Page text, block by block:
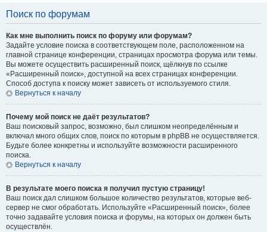
Поиск по форумам
Как мне выполнить поиск по форуму или форумам?
Задайте условие поиска в соответствующем поле, расположенном на
главной странице конференции, страницах просмотра форума или темы.
Вы можете осуществить расширенный поиск, щёлкнув по ссылке
«Расширенный поиск», доступной на всех страницах конференции.
Способ доступа к поиску может зависеть от используемого стиля.
Вернуться к началу
Почему мой поиск не даёт результатов?
Ваш поисковый запрос, возможно, был слишком неопределённым и
включал много общих слов, поиск по которым в phpBB не осуществляется.
Будьте более конкретны и используйте возможности расширенного
поиска.
Вернуться к началу
В результате моего поиска я получил пустую страницу!
Ваш поиск дал слишком большое количество результатов, которые веб-
сервер не смог обработать. Используйте «Расширенный поиск», более
точно задавайте условия поиска и форумы, на которых он должен быть
осуществлён.